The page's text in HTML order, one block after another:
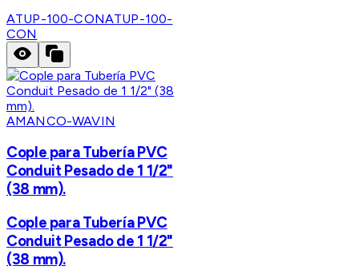
ATUP-100-CONATUP-100-
CON
AMANCO-WAVIN
Cople para Tubería PVC
Conduit Pesado de 1 1/2"
(38 mm).
Cople para Tubería PVC
Conduit Pesado de 1 1/2"
(38 mm).